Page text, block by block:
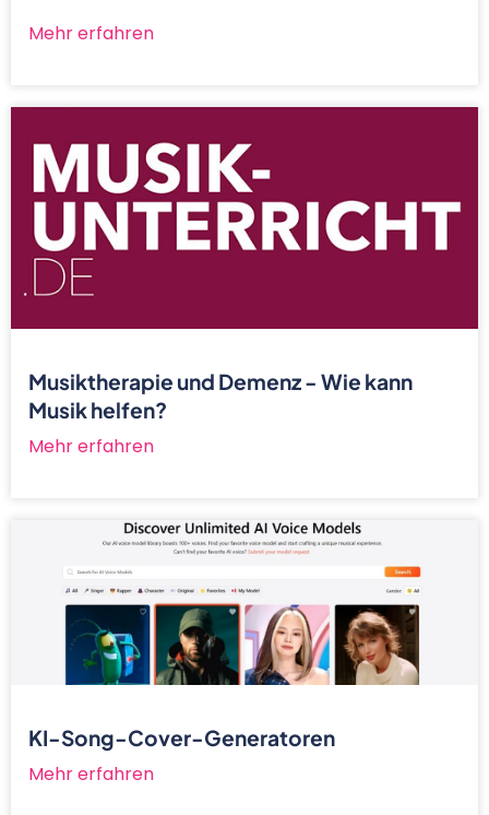
Mehr erfahren
Musiktherapie und Demenz - Wie kann
Musik helfen?
Mehr erfahren
KI-Song-Cover-Generatoren
Mehr erfahren